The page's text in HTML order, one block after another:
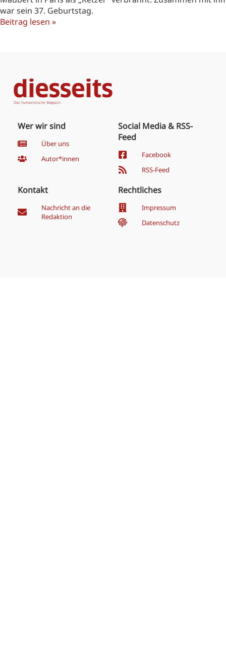
war sein 37. Geburtstag.
Beitrag lesen »
Wer wir sind
Über uns
Autor*innen
Social Media & RSS-
Feed
Facebook
RSS-Feed
Kontakt
Nachricht an die
Redaktion
Rechtliches
Impressum
Datenschutz